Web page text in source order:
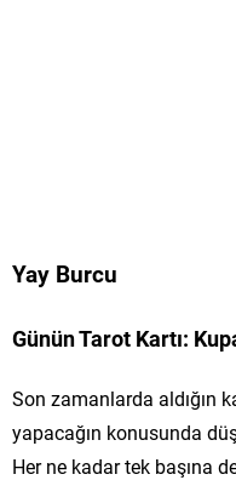
Yay Burcu
Günün Tarot Kartı:
Son zamanlarda aldığın
yapacağın konusunda
Her ne kadar tek başına